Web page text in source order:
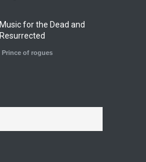
Music for the Dead and
Resurrected
Prince of rogues